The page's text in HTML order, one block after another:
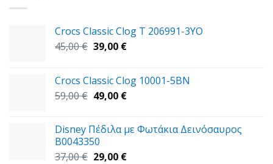
Crocs Classic Clog T 206991-3YΟ
45,00€ Original
45,00 €.
39,00 €Η
είναι:
39,00 €.
Crocs Classic Clog 10001-5BN
59,00€ Original
59,00 €.
49,00 €Η
είναι:
Disney Πέδιλα με Φωτάκια Δεινόσαυρος
B0043350
37,00€ Original
29,00 €Η